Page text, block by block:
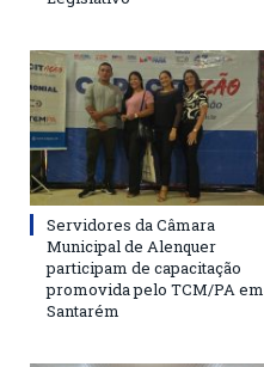
Servidores da Câmara
Municipal de Alenquer
participam de capacitação
promovida pelo TCM/PA em
Santarém